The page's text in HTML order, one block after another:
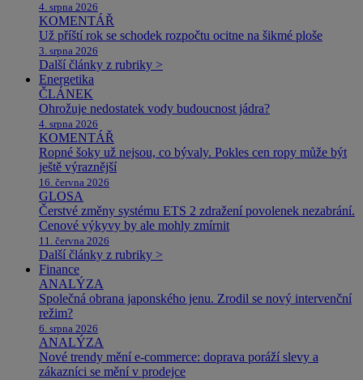
4. srpna 2026
KOMENTÁŘ
Už příští rok se schodek rozpočtu ocitne na šikmé ploše
3. srpna 2026
Další články z rubriky >
Energetika
ČLÁNEK
Ohrožuje nedostatek vody budoucnost jádra?
4. srpna 2026
KOMENTÁŘ
Ropné šoky už nejsou, co bývaly. Pokles cen ropy může být
ještě výraznější
16. června 2026
GLOSA
Čerstvé změny systému ETS 2 zdražení povolenek nezabrání.
Cenové výkyvy by ale mohly zmírnit
11. června 2026
Další články z rubriky >
Finance
ANALÝZA
Společná obrana japonského jenu. Zrodil se nový intervenční
režim?
6. srpna 2026
ANALÝZA
Nové trendy mění e-commerce: doprava poráží slevy a
zákazníci se mění v prodejce